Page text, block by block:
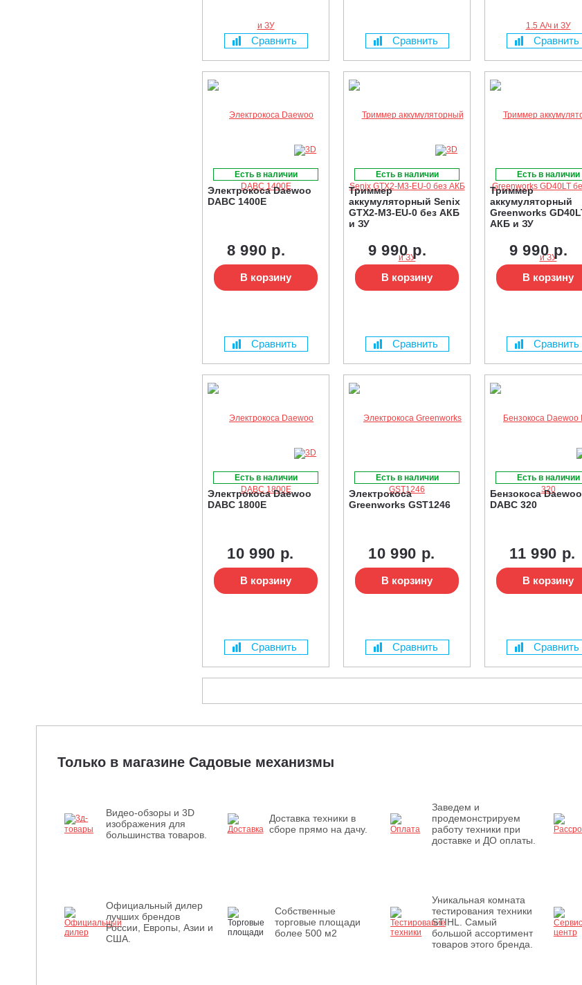
Сравнить Сравнить Сравнить
Есть в наличии
Электрокоса Daewoo
DABC 1400E
8 990 р.
В корзину
Сравнить
Есть в наличии
Триммер
аккумуляторный Senix
GTX2-M3-EU-0 без АКБ
и ЗУ
9 990 р.
В корзину
Сравнить
Есть в наличии
Триммер
аккумуляторный
Greenworks
АКБ и ЗУ
9 990 р.
В корзину
Сравнить
Есть в наличии
Электрокоса Daewoo
DABC 1800E
10 990 р.
В корзину
Сравнить
Есть в наличии
Электрокоса
Greenworks GST1246
10 990 р.
В корзину
Сравнить
Есть в наличии
Бензокоса Daewoo
DABC 320
11 990 р.
В корзину
Сравнить
Только в магазине Садовые механизмы
Видео-обзоры и 3D
изображения для
большинства товаров.
Доставка техники в
сборе прямо на дачу.
Заведем и
продемонстрируем
работу техники при
доставке и ДО оплаты.
Официальный дилер
лучших брендов
России, Европы, Азии и
США.
Собственные
торговые площади
более 500 м2
Уникальная комната
тестирования техники
STIHL. Самый
большой ассортимент
товаров этого бренда.